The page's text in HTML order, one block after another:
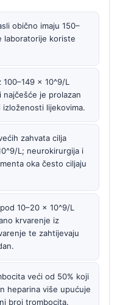
obično imaju 150–
laboratorije koriste
100–149 × 10^9/L
je prolazan
lijekovima.
zahvata cilja
L; neurokirurgija i
oka često ciljaju
10–20 × 10^9/L
krvarenje iz
te zahtijevaju
veći od 50% koji
heparina više upućuje
broj trombocita.